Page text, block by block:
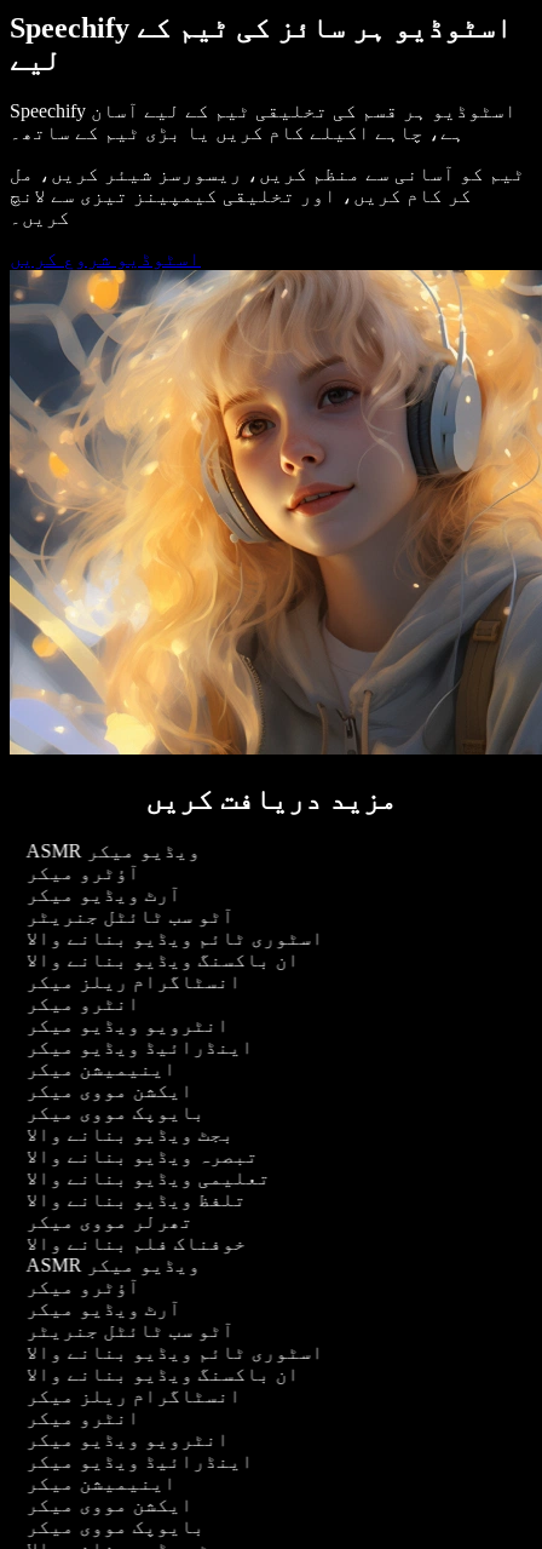
Speechify اسٹوڈیو ہر سائز کی ٹیم کے
لیے
Speechify اسٹوڈیو ہر قسم کی تخلیقی ٹیم کے لیے آسان
ہے، چاہے اکیلے کام کریں یا بڑی ٹیم کے ساتھ۔
ٹیم کو آسانی سے منظم کریں، ریسورسز شیئر کریں، مل
کر کام کریں، اور تخلیقی کیمپینز تیزی سے لانچ
کریں۔
اسٹوڈیو شروع کریں
مزید دریافت کریں
ASMR ویڈیو میکر
آؤٹرو میکر
آرٹ ویڈیو میکر
آٹو سب ٹائٹل جنریٹر
اسٹوری ٹائم ویڈیو بنانے والا
ان باکسنگ ویڈیو بنانے والا
انسٹاگرام ریلز میکر
انٹرو میکر
انٹرویو ویڈیو میکر
اینڈرائیڈ ویڈیو میکر
اینیمیشن میکر
ایکشن مووی میکر
بایوپک مووی میکر
بجٹ ویڈیو بنانے والا
تبصرہ ویڈیو بنانے والا
تعلیمی ویڈیو بنانے والا
تلفظ ویڈیو بنانے والا
تھرلر مووی میکر
خوفناک فلم بنانے والا
ASMR ویڈیو میکر
آؤٹرو میکر
آرٹ ویڈیو میکر
آٹو سب ٹائٹل جنریٹر
اسٹوری ٹائم ویڈیو بنانے والا
ان باکسنگ ویڈیو بنانے والا
انسٹاگرام ریلز میکر
انٹرو میکر
انٹرویو ویڈیو میکر
اینڈرائیڈ ویڈیو میکر
اینیمیشن میکر
ایکشن مووی میکر
بایوپک مووی میکر